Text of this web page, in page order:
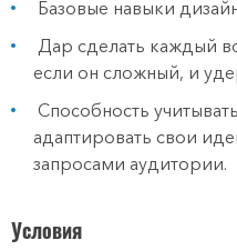
Базовые навыки
Дар сделать каждый
если он сложный, и
Способность
адаптировать свои
запросами аудитории.
Условия